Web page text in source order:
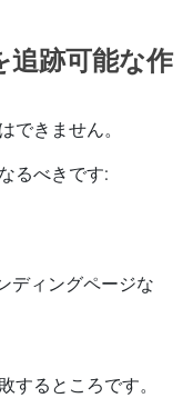
追跡可能な作
できません。
るべきです:
ディングページな
するところです。